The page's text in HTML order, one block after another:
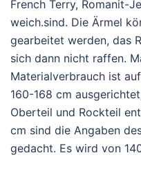
French Terry, Romanit-
weich.sind. Die Ärmel
gearbeitet werden, das
sich dann nicht raffen.
Materialverbrauch ist
160-168 cm
Oberteil und Rockteil
cm sind die Angaben
gedacht. Es wird von